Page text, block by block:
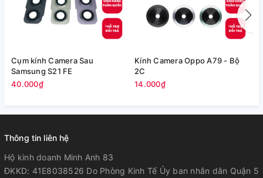
Cụm kính Camera Sau
Samsung S21 FE
40.000₫
Kính Camera Oppo A79 - Bộ
2C
14.000₫
Thông tin liên hệ
Hộ kinh doanh Minh Anh 83
ĐKKD: 41E8038526 Do Phòng Kinh Tế Ủy ban nhân dân Quận 5